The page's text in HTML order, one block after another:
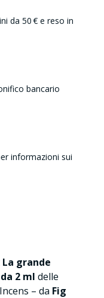
da 50 € e reso in
bancario
informazioni sui
La grande
2 ml delle
– da Fig